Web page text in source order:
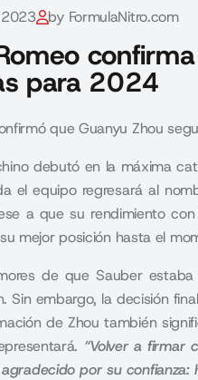
by FormulaNitro.com
para 2024
que Guanyu Zhou
debutó en la máxima
el equipo regresará al
a que su rendimiento
mejor posición hasta el
de que Sauber
Sin embargo, la decisión
de Zhou también
“Volver a firmar
por su